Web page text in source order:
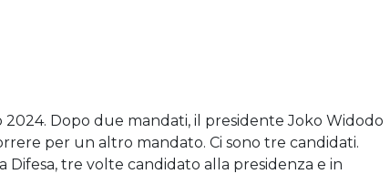
2024. Dopo due mandati, il presidente Joko Widodo
per un altro mandato. Ci sono tre candidati.
tre volte candidato alla presidenza e in